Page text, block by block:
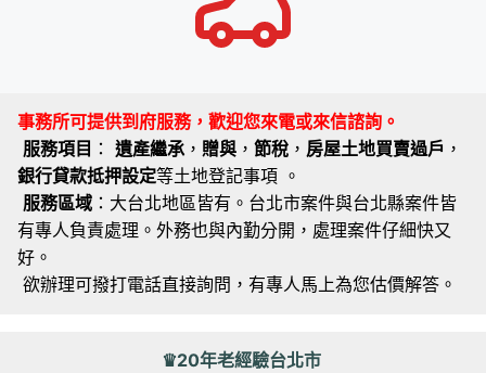
事務所可提供到府服務，歡迎您來電或來信諮詢。
服務項目 ： 遺產繼承 ， 贈與 ， 節稅 ， 房屋土地買賣過戶 ，
銀行貸款抵押設定等土地登記事項 。
服務區域 ：大台北地區皆有。台北市案件與台北縣案件皆
有專人負責處理。外務也與內勤分開，處理案件仔細快又
好。
欲辦理可撥打電話直接詢問，有專人馬上為您估價解答。
♛20年老經驗台北市